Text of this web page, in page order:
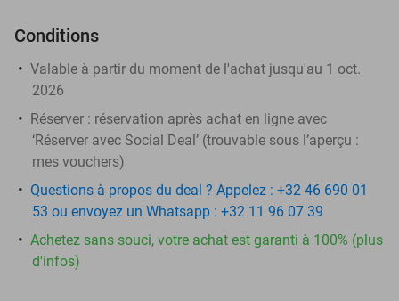
Conditions
Valable à partir du moment de l'achat jusqu'au 1 oct.
2026
Réserver : réservation après achat en ligne avec
‘Réserver avec Social Deal’ (trouvable sous l’aperçu :
mes vouchers)
Questions à propos du deal ? Appelez : +32 46 690 01
53 ou envoyez un Whatsapp : +32 11 96 07 39
Achetez sans souci, votre achat est garanti à 100% (plus
d'infos)